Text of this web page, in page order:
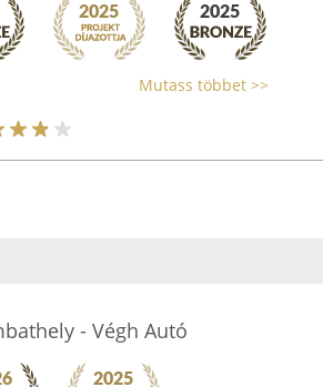
Mutass többet >>
- Végh Autó